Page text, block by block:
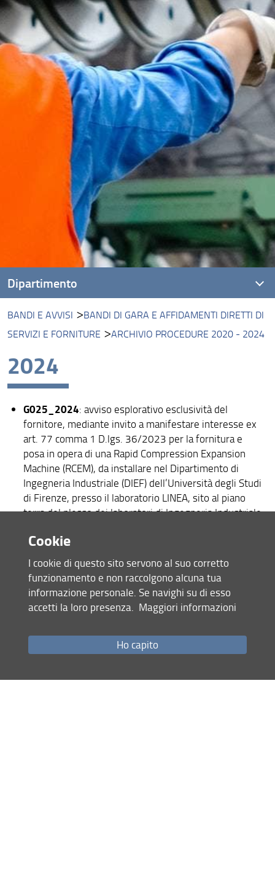
BANDI E AVVISI
BANDI DI GARA E AFFIDAMENTI DIRETTI DI
SERVIZI E FORNITURE
ARCHIVIO PROCEDURE 2020 - 2024
2024
G025_2024: avviso esplorativo esclusività del
fornitore, mediante invito a manifestare interesse ex
art. 77 comma 1 D.lgs. 36/2023 per la fornitura e
posa in opera di una Rapid Compression Expansion
Machine (RCEM), da installare nel Dipartimento di
Ingegneria Industriale (DIEF) dell’Università degli Studi
di Firenze, presso il laboratorio LINEA, sito al piano
terra del plesso dei laboratori di Ingegneria Industriale,
F01279680480202400029 – CUP
B55F21007810001. Decreto Dirigenziale Rep.
2139/2024 Prot. 294810 del 21.11.2024, pubblicato
all'Albo Ufficiale al Rep. 15042/2024 Prot. 294812
del 21.11.2024, periodo pubblicazione dal 21
novembre al 6 dicembre 2024
Dipartimento
Presentazione
Visione
Organizzazione
Persone
Struttura e Sedi
Bandi e Avvisi
Cookie
I cookie di questo sito servono al suo corretto
funzionamento e non raccolgono alcuna tua
informazione personale. Se navighi su di esso
accetti la loro presenza. Maggiori informazioni
Ho capito